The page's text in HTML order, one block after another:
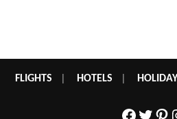
FLIGHTS HOTELS HOLIDAY